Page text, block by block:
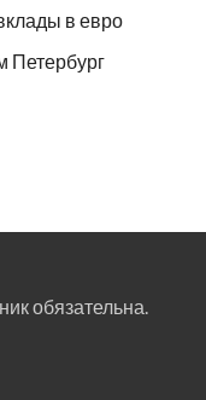
в евро
Петербург
обязательна.